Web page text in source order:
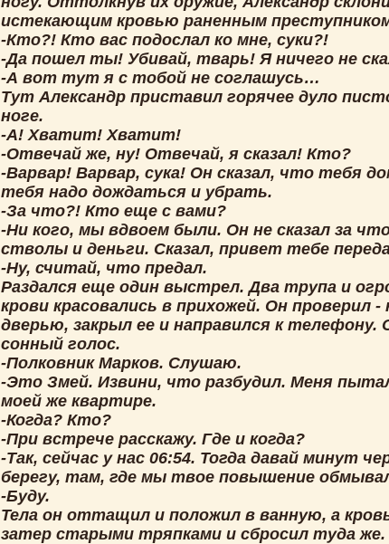
истекающим кровью раненным
-Кто?! Кто вас подослал ко мне, суки?!
-Да пошел ты! Убивай, тварь! Я ничего не
-А вот тут я с тобой не соглашусь…
Тут Александр приставил горячее дуло
ноге.
-А! Хватит! Хватит!
-Отвечай же, ну! Отвечай, я сказал! Кто?
-Варвар! Варвар, сука! Он сказал, что тебя
тебя надо дождаться и убрать.
-За что?! Кто еще с вами?
-Ни кого, мы вдвоем были. Он не сказал за
стволы и деньги. Сказал, привет тебе
-Ну, считай, что предал.
Раздался еще один выстрел. Два трупа и
крови красовались в прихожей. Он проверил -
дверью, закрыл ее и направился к
сонный голос.
-Полковник Марков. Слушаю.
-Это Змей. Извини, что разбудил. Меня
моей же квартире.
-Когда? Кто?
-При встрече расскажу. Где и когда?
-Так, сейчас у нас 06:54. Тогда давай минут
берегу, там, где мы твое повышение
-Буду.
Тела он оттащил и положил в ванную, а
затер старыми тряпками и сбросил туда же.